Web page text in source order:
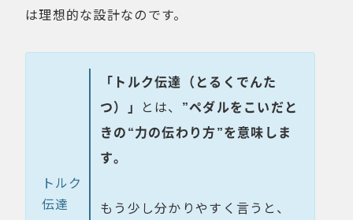
は理想的な設計なのです。
トルク
伝達
「トルク伝達（とるくでんた
つ）」 とは、 ”ペダルをこいだと
きの“力の伝わり方”を意味しま
す。
もう少し分かりやすく言うと、